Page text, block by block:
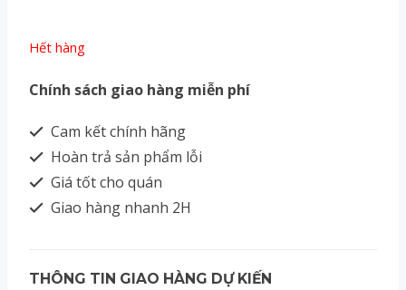
Hết hàng
Chính sách giao hàng miễn phí
Cam kết chính hãng
Hoàn trả sản phẩm lỗi
Giá tốt cho quán
Giao hàng nhanh 2H
THÔNG TIN GIAO HÀNG DỰ KIẾN